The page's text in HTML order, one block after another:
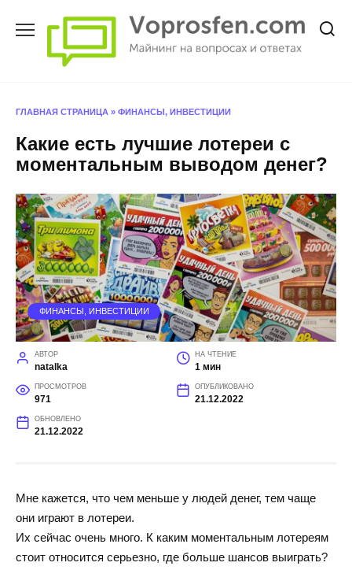
ГЛАВНАЯ СТРАНИЦА » ФИНАНСЫ, ИНВЕСТИЦИИ
Какие есть лучшие лотереи с
моментальным выводом денег?
ФИНАНСЫ, ИНВЕСТИЦИИ
АВТОР
natalka
НА ЧТЕНИЕ
1 мин
ПРОСМОТРОВ
971
ОПУБЛИКОВАНО
21.12.2022
ОБНОВЛЕНО
21.12.2022
Мне кажется, что чем меньше у людей денег, тем чаще
они играют в лотереи.
Их сейчас очень много. К каким моментальным лотереям
стоит относится серьезно, где больше шансов выиграть?